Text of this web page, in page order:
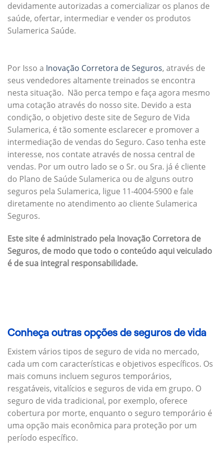
devidamente autorizadas a comercializar os planos de
saúde, ofertar, intermediar e vender os produtos
Sulamerica Saúde.
Por Isso a Inovação Corretora de Seguros, através de
seus vendedores altamente treinados se encontra
nesta situação. Não perca tempo e faça agora mesmo
uma cotação através do nosso site. Devido a esta
condição, o objetivo deste site de Seguro de Vida
Sulamerica, é tão somente esclarecer e promover a
intermediação de vendas do Seguro. Caso tenha este
interesse, nos contate através de nossa central de
vendas. Por um outro lado se o Sr. ou Sra. já é cliente
do Plano de Saúde Sulamerica ou de alguns outro
seguros pela Sulamerica, ligue 11-4004-5900 e fale
diretamente no atendimento ao cliente Sulamerica
Seguros.
Este site é administrado pela Inovação Corretora de
Seguros, de modo que todo o conteúdo aqui veiculado
é de sua integral responsabilidade.
Conheça outras opções de seguros de vida
Existem vários tipos de seguro de vida no mercado,
cada um com características e objetivos específicos. Os
mais comuns incluem seguros temporários,
resgatáveis, vitalícios e seguros de vida em grupo. O
seguro de vida tradicional, por exemplo, oferece
cobertura por morte, enquanto o seguro temporário é
uma opção mais econômica para proteção por um
período específico.